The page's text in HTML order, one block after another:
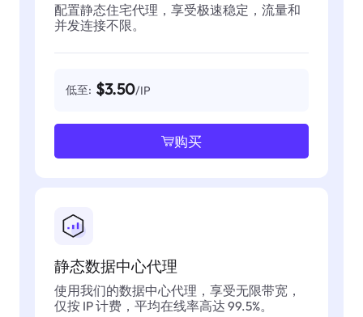
配置静态住宅代理，享受极速稳定，流量和
并发连接不限。
低至: $3.50/IP
购买
静态数据中心代理
使用我们的数据中心代理，享受无限带宽，
仅按 IP 计费，平均在线率高达 99.5%。